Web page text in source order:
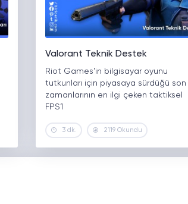
Valorant Teknik Destek
Riot Games'in bilgisayar oyunu
tutkunları için piyasaya sürdüğü son
zamanlarının en ilgi çeken taktiksel
FPS1
3 dk. 2119 Okundu